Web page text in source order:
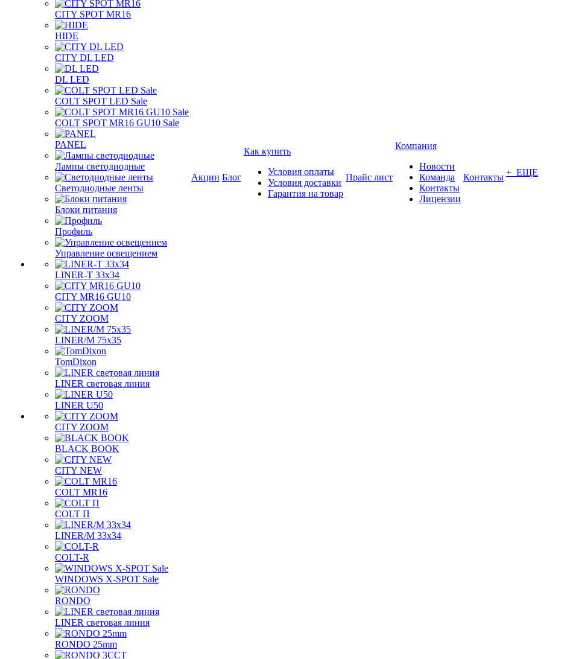
CITY SPOT MR16
HIDE
CITY DL LED
DL LED
COLT SPOT LED Sale
COLT SPOT MR16 GU10 Sale
PANEL
Лампы светодиодные
Светодиодные ленты
Блоки питания
Профиль
Управление освещением
LINER-T 33x34
CITY MR16 GU10
CITY ZOOM
LINER/M 75х35
TomDixon
LINER световая линия
LINER U50
CITY ZOOM
BLACK BOOK
CITY NEW
COLT MR16
COLT П
LINER/М 33х34
COLT-R
WINDOWS X-SPOT Sale
RONDO
LINER световая линия
RONDO 25mm
Акции Блог
Как купить
Условия оплаты
Условия доставки
Гарантия на товар
Прайс лист
Компания
Новости
Команда
Контакты
Лицензии
Контакты + ЕЩЕ